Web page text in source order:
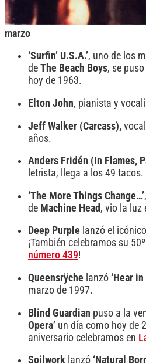
marzo
‘Surfin’ U.S.A.’, uno de los
de The Beach Boys, se
hoy de 1963.
Elton John, pianista y
Jeff Walker (Carcass),
años.
Anders Fridén (In Flames,
letrista, llega a los 49 tacos.
‘The More Things Change…’
de Machine Head , vio la luz
Deep Purple lanzó el icónico
¡También celebramos su
número 439!
Queensrÿche lanzó ‘Hear
marzo de 1997.
Blind Guardian puso a la
Opera’ un día como hoy de
aniversario celebramos en
Soilwork lanzó ‘Natural